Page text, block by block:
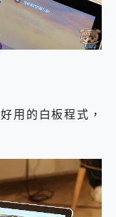
用的白板程式，